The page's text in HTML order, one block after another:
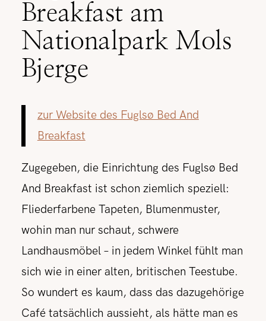
Breakfast am
Nationalpark Mols
Bjerge
zur Website des Fuglsø Bed And
Breakfast
Zugegeben, die Einrichtung des Fuglsø Bed
And Breakfast ist schon ziemlich speziell:
Fliederfarbene Tapeten, Blumenmuster,
wohin man nur schaut, schwere
Landhausmöbel – in jedem Winkel fühlt man
sich wie in einer alten, britischen Teestube.
So wundert es kaum, dass das dazugehörige
Café tatsächlich aussieht, als hätte man es